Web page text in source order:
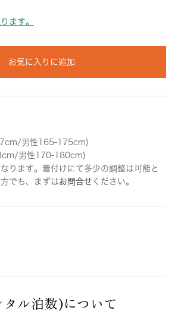
ます。
お気に入りに追加
男性165-175cm)
男性170-180cm)
ります。着付けにて多少の調整は可能と
でも、まずはお問合せ ください。
ル泊数)について